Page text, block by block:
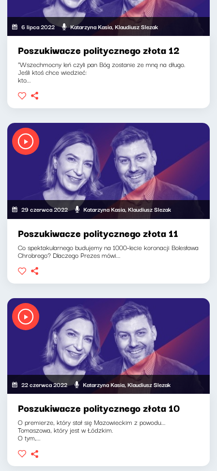
6 lipca 2022 Katarzyna Kasia, Klaudiusz Slezak
Poszukiwacze politycznego złota 12
"Wszechmocny leń czyli pan Bóg zostanie ze mną na długo.
Jeśli ktoś chce wiedzieć:
kto...
29 czerwca 2022 Katarzyna Kasia, Klaudiusz Slezak
Poszukiwacze politycznego złota 11
Co spektakularnego budujemy na 1000-lecie koronacji Bolesława
Chrobrego? Dlaczego Prezes mówi...
22 czerwca 2022 Katarzyna Kasia, Klaudiusz Slezak
Poszukiwacze politycznego złota 10
O premierze, który stał się Mazowieckim z powodu...
Tomaszowa, który jest w Łódzkim.
O tym,...